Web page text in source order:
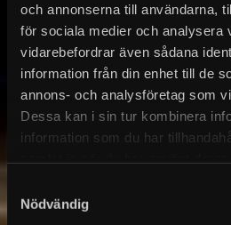
och annonserna till användarna,
för sociala medier och analysera
vidarebefordrar även sådana
information från din enhet till de
annons- och analysföretag som
Dessa kan i sin tur kombinera
information som du har
Nödvändig